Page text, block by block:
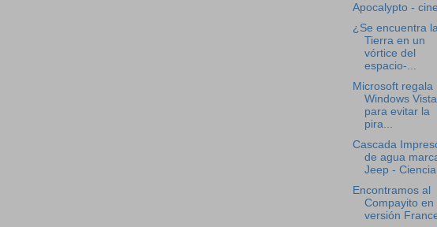
Apocalypto -
¿Se encuentra
Tierra en un
vórtice del
espacio-...
Microsoft regala
Windows Vista
para evitar la
pira...
Cascada
de agua
Jeep - Ciencia
Encontramos al
Compayito en
versión